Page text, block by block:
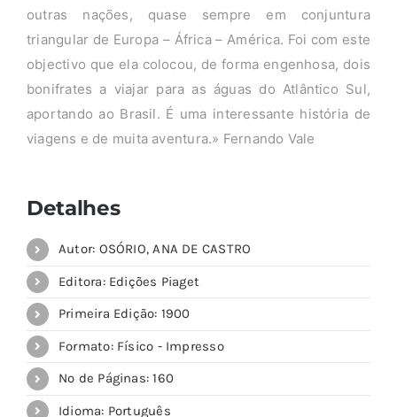
outras nações, quase sempre em conjuntura
triangular de Europa – África – América. Foi com este
objectivo que ela colocou, de forma engenhosa, dois
bonifrates a viajar para as águas do Atlântico Sul,
aportando ao Brasil. É uma interessante história de
viagens e de muita aventura.» Fernando Vale
Detalhes
Autor: OSÓRIO, ANA DE CASTRO
Editora: Edições Piaget
Primeira Edição: 1900
Formato: Físico - Impresso
Nº de Páginas: 160
Idioma: Português